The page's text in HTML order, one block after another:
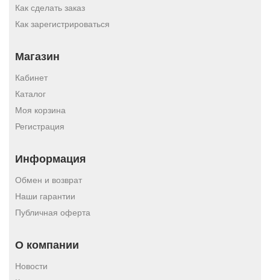
Как сделать заказ
Как зарегистрироваться
Магазин
Кабинет
Каталог
Моя корзина
Регистрация
Информация
Обмен и возврат
Наши гарантии
Публичная оферта
О компании
Новости